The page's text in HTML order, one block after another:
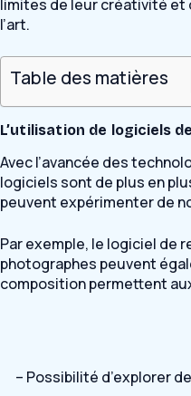
limites de leur créativité et
l’art.
Table des matières
L’utilisation de logiciels
Avec l’avancée des
logiciels sont de plus en
peuvent expérimenter de
Par exemple, le logiciel de
photographes peuvent
composition permettent
– Possibilité d’explorer